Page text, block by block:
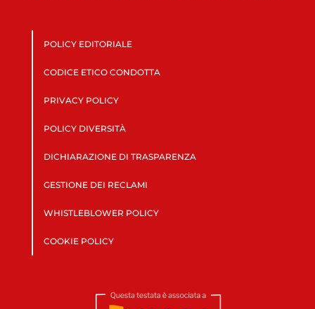
POLICY EDITORIALE
CODICE ETICO CONDOTTA
PRIVACY POLICY
POLICY DIVERSITÀ
DICHIARAZIONE DI TRASPARENZA
GESTIONE DEI RECLAMI
WHISTLEBLOWER POLICY
COOKIE POLICY